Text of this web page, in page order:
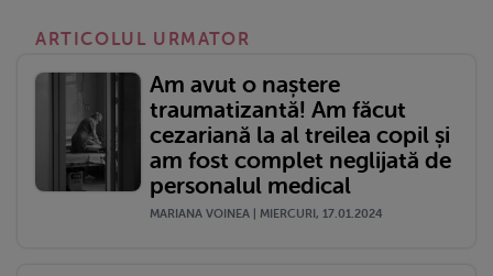
ARTICOLUL URMATOR
Am avut o naștere
traumatizantă! Am făcut
cezariană la al treilea copil și
am fost complet neglijată de
personalul medical
MARIANA VOINEA | MIERCURI, 17.01.2024